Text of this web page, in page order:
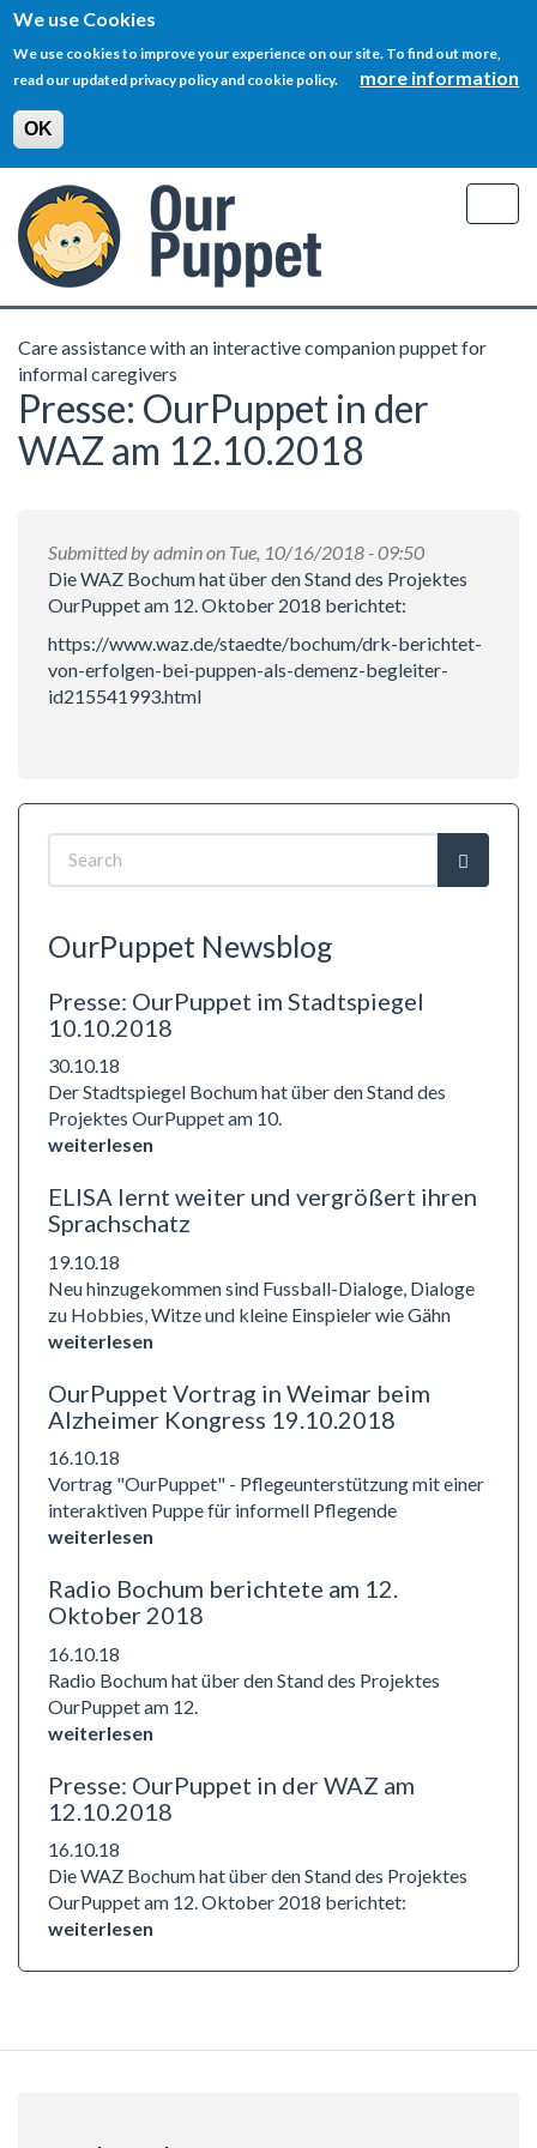
We use Cookies
We use cookies to improve your experience on our site. To find out more,
read our updated privacy policy and cookie policy.
more information
OK
main
content
Care assistance with an interactive companion puppet for
informal caregivers
Presse: OurPuppet in der
WAZ am 12.10.2018
Submitted byadminon Tue, 10/16/2018 - 09:50
Die WAZ Bochum hat über den Stand des Projektes
OurPuppet am 12. Oktober 2018 berichtet:
https://www.waz.de/staedte/bochum/drk-berichtet-
von-erfolgen-bei-puppen-als-demenz-begleiter-
id215541993.html
Search
form
OurPuppet Newsblog
Presse: OurPuppet im Stadtspiegel
10.10.2018
30.10.18
Der Stadtspiegel Bochum hat über den Stand des
Projektes OurPuppet am 10.
weiterlesen
ELISA lernt weiter und vergrößert ihren
Sprachschatz
19.10.18
Neu hinzugekommen sind Fussball-Dialoge, Dialoge
zu Hobbies, Witze und kleine Einspieler wie Gähn
weiterlesen
OurPuppet Vortrag in Weimar beim
Alzheimer Kongress 19.10.2018
16.10.18
Vortrag "OurPuppet" - Pflegeunterstützung mit einer
interaktiven Puppe für informell Pflegende
weiterlesen
Radio Bochum berichtete am 12.
Oktober 2018
16.10.18
Radio Bochum hat über den Stand des Projektes
OurPuppet am 12.
weiterlesen
Presse: OurPuppet in der WAZ am
12.10.2018
16.10.18
Die WAZ Bochum hat über den Stand des Projektes
OurPuppet am 12. Oktober 2018 berichtet:
weiterlesen